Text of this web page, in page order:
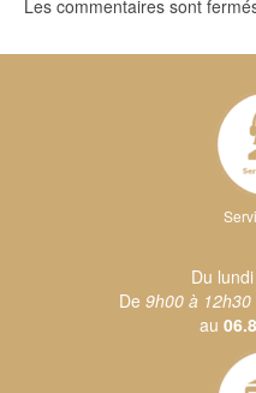
Les commentaires sont
Du
De 9h00 à
au